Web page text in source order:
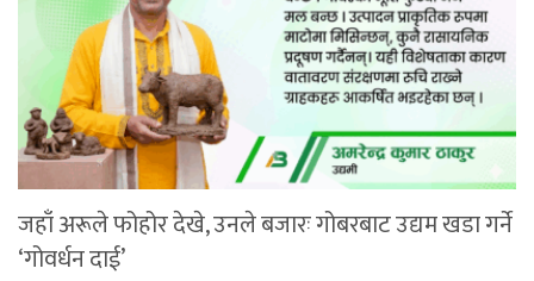
जहाँ अरूले फोहोर देखे, उनले बजारः गोबरबाट उद्यम खडा गर्ने
‘गोवर्धन दाई’